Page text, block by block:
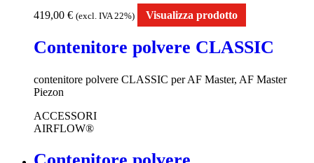
419,00 € (excl. IVA 22%) Visualizza prodotto
Contenitore polvere CLASSIC
contenitore polvere CLASSIC per AF Master, AF Master
Piezon
ACCESSORI
AIRFLOW®